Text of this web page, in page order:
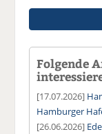
Folgende
[17.07.2026]
Hamburger
[26.06.2026]